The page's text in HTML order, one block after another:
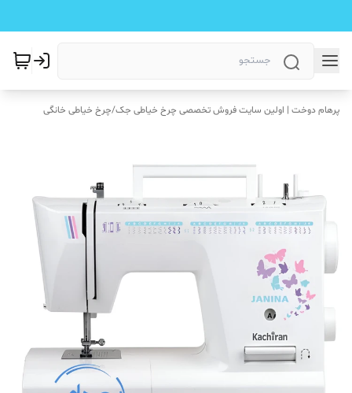
پرهام دوخت | اولین سایت فروش تخصصی چرخ خیاطی جک/چرخ خیاطی خانگی